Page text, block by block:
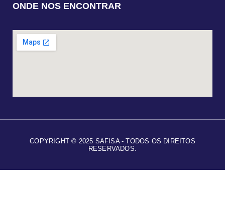
ONDE NOS ENCONTRAR
COPYRIGHT © 2025 SAFISA - TODOS OS DIREITOS
RESERVADOS.